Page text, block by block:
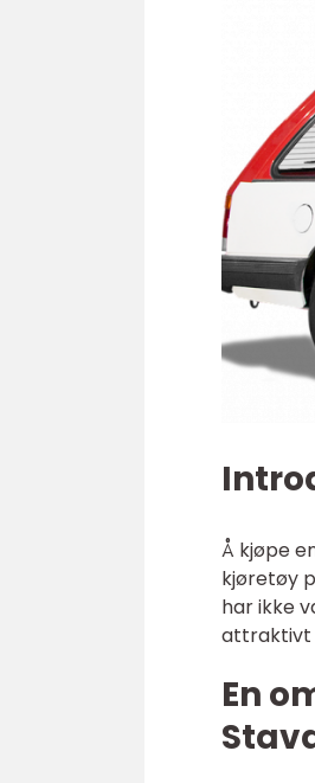
Å kjøpe
kjøretøy
har ikke
attraktivt
En